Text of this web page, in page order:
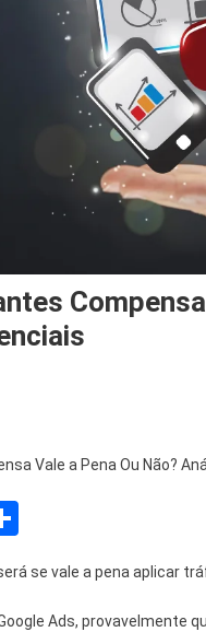
Vale a Pena Ou Não?
se vale a pena aplicar
Ads, provavelmente